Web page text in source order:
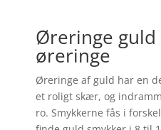
Øreringe guld
øreringe
Øreringe af guld har en
et roligt skær, og
ro. Smykkerne fås i